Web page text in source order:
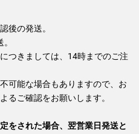
後の発送。
つきましては、14時までのご注
可能な場合もありますので、お
るご確認をお願いします。
をされた場合、翌営業日発送と